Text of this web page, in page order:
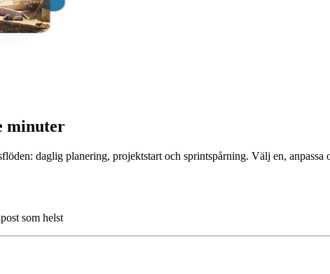
minuter
daglig planering, projektstart och sprintspårning. Välj en,
som helst